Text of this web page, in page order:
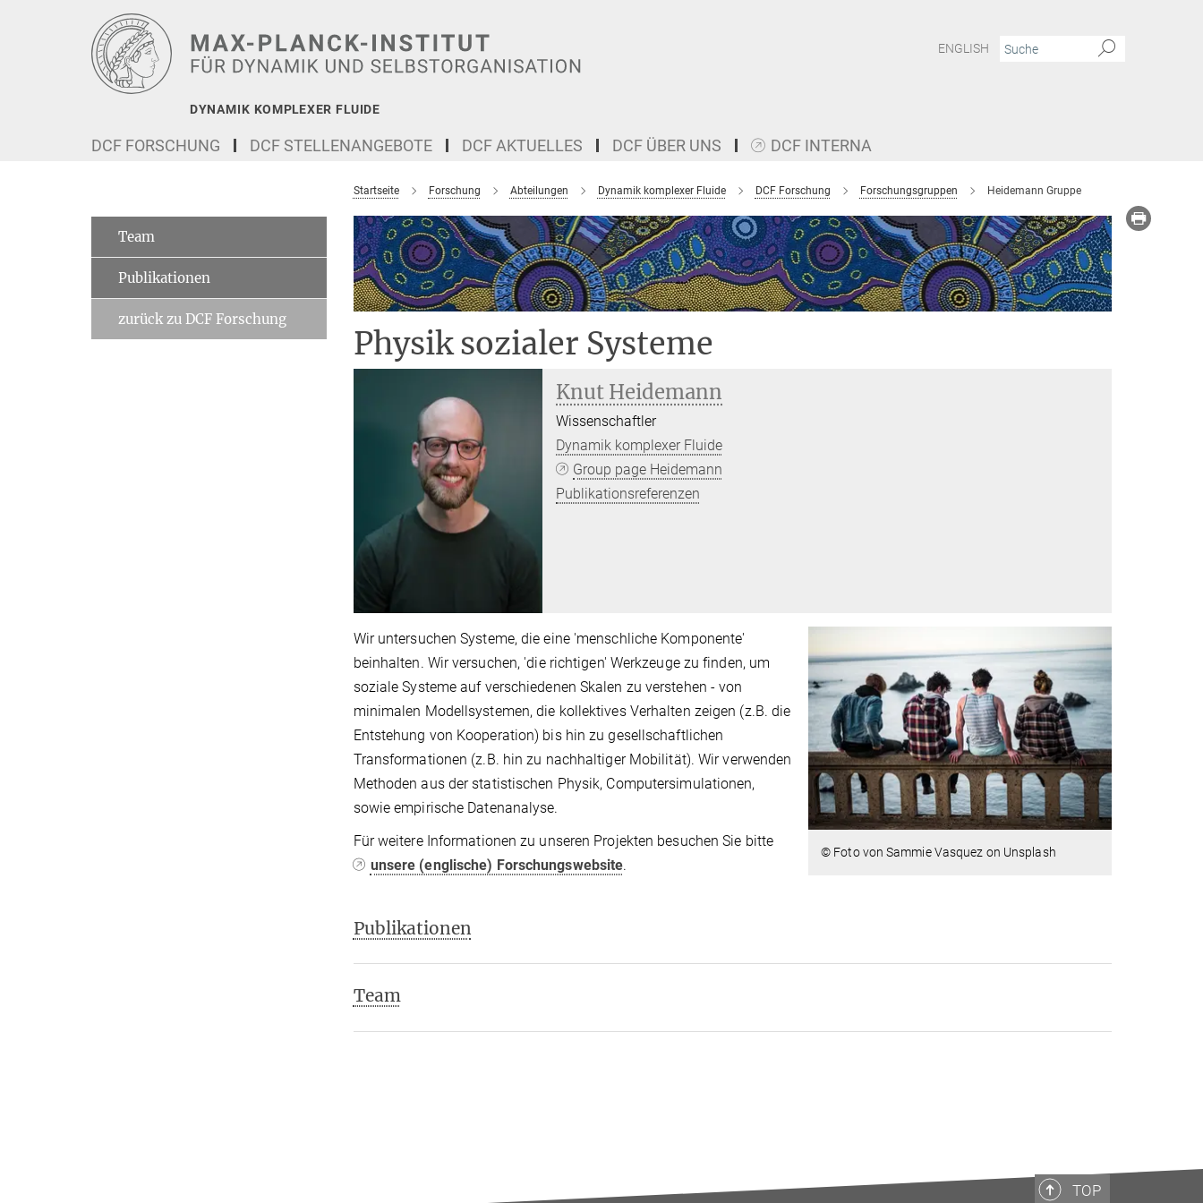
DYNAMIK KOMPLEXER FLUIDE
ENGLISH
DCF FORSCHUNG DCF STELLENANGEBOTE DCF AKTUELLES DCF ÜBER UNS DCF INTERNA
Startseite Forschung Abteilungen Dynamik komplexer Fluide DCF Forschung Forschungsgruppen Heidemann Gruppe
Physik sozialer Systeme
Knut Heidemann
Wissenschaftler
Dynamik komplexer Fluide
Group page Heidemann
Publikationsreferenzen
© Foto von Sammie Vasquez on Unsplash
Wir untersuchen Systeme, die eine 'menschliche Komponente'
beinhalten. Wir versuchen, 'die richtigen' Werkzeuge zu finden, um
soziale Systeme auf verschiedenen Skalen zu verstehen - von
minimalen Modellsystemen, die kollektives Verhalten zeigen (z.B. die
Entstehung von Kooperation) bis hin zu gesellschaftlichen
Transformationen (z.B. hin zu nachhaltiger Mobilität). Wir verwenden
Methoden aus der statistischen Physik, Computersimulationen,
sowie empirische Datenanalyse.
Für weitere Informationen zu unseren Projekten besuchen Sie bitte
unsere (englische) Forschungswebsite.
Publikationen
Team
Team
Publikationen
zurück zu DCF Forschung
TOP